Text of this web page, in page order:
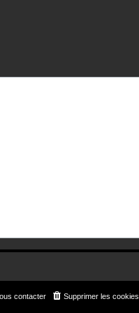
Supprimer les cookies
contacter